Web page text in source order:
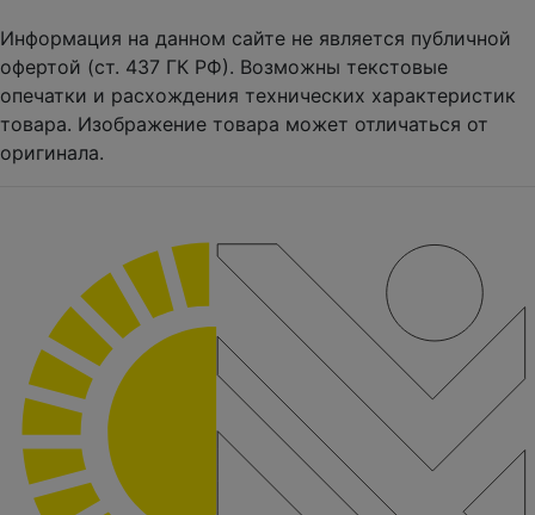
Информация на данном сайте не является публичной
офертой (ст. 437 ГК РФ). Возможны текстовые
опечатки и расхождения технических характеристик
товара. Изображение товара может отличаться от
оригинала.